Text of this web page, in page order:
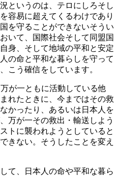
というのは、テロにしろそし
容易に超えてくるわけであり
を守ることができないそうい
いて、国際社会そして同盟国
身、そして地域の平和と安定
の命と平和な暮らしを守って
こう確信をしています。
が一ともに活動している他
れたときに、今まではその救
かったり、あるいは日本人を
万が一その救出・輸送しよう
トに襲われようとしていると
きない。そうしたことを変え
て、日本人の命や平和な暮ら